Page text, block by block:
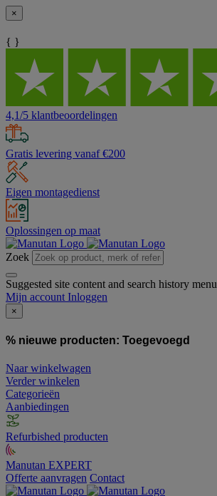
×
{ }
4,1/5 klantbeoordelingen
Gratis levering vanaf €200
Eigen montagedienst
Oplossingen op maat
Zoek
Suggested site content and search history menu
Mijn account Inloggen
×
% nieuwe producten: Toegevoegd
Naar winkelwagen
Verder winkelen
Categorieën
Aanbiedingen
Refurbished producten
Manutan EXPERT
Offerte aanvragen Contact